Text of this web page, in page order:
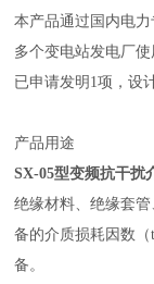
本产品通过国内电
多个变电站发电厂
已申请发明1项，设
产品用途
SX-05型变频抗干扰
绝缘材料、绝缘套
备的介质损耗因数
备。